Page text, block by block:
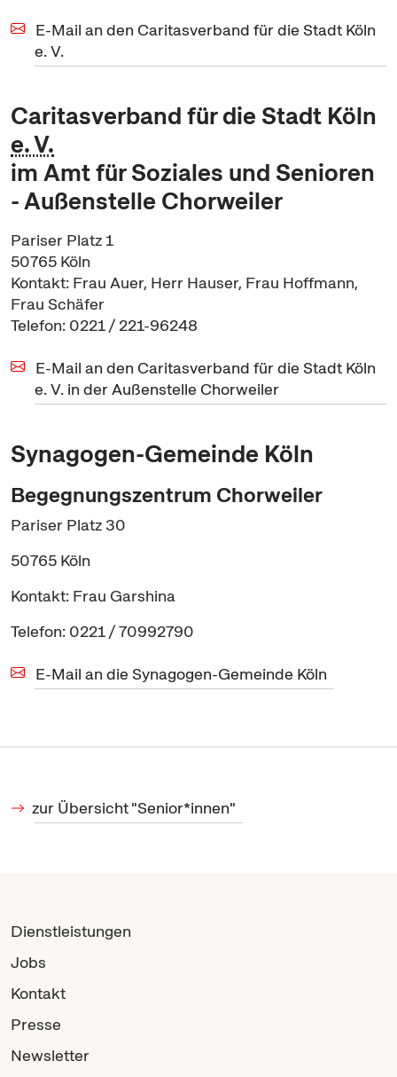
E-Mail an den Caritasverband für die Stadt Köln
e. V.
Caritasverband für die Stadt Köln
e. V.
im Amt für Soziales und Senioren
- Außenstelle Chorweiler
Pariser Platz 1
50765 Köln
Kontakt: Frau Auer, Herr Hauser, Frau Hoffmann,
Frau Schäfer
Telefon: 0221 / 221-96248
E-Mail an den Caritasverband für die Stadt Köln
e. V. in der Außenstelle Chorweiler
Synagogen-Gemeinde Köln
Begegnungszentrum Chorweiler
Pariser Platz 30
50765 Köln
Kontakt: Frau Garshina
Telefon: 0221 / 70992790
E-Mail an die Synagogen-Gemeinde Köln
zur Übersicht "Senior*innen"
Dienstleistungen
Jobs
Kontakt
Presse
Newsletter